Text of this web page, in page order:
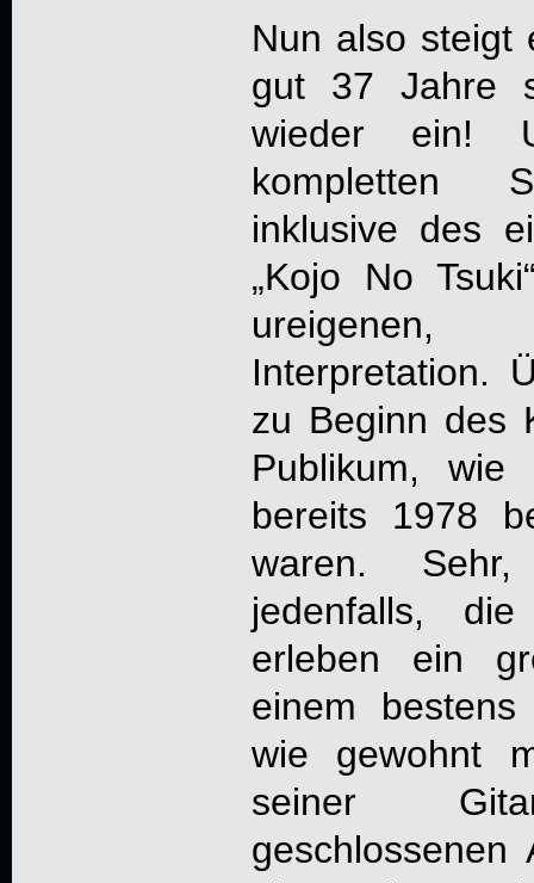
Nun also steigt
gut 37 Jahre
wieder ein!
kompletten
inklusive des
„Kojo No
ureigenen,
Interpretation.
zu Beginn des
Publikum,
bereits 1978
waren.
jedenfalls,
erleben ein
einem
wie gewohnt
seiner
geschlossenen